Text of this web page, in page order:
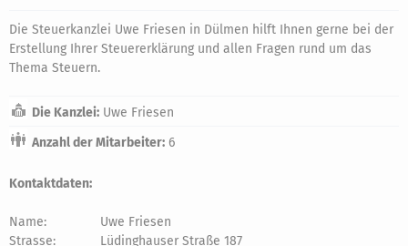
Die Steuerkanzlei Uwe Friesen in Dülmen hilft Ihnen gerne bei der
Erstellung Ihrer Steuererklärung und allen Fragen rund um das
Thema Steuern.
Die Kanzlei: Uwe Friesen
Anzahl der Mitarbeiter: 6
Kontaktdaten:
Name:
Uwe Friesen
Strasse:
Lüdinghauser Straße 187